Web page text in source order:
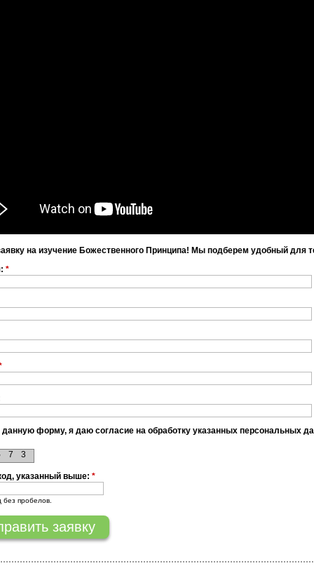
на изучение Божественного Принципа! Мы подберем удобный для
*
форму, я даю согласие на обработку указанных персональных
3
7
указанный выше: *
без пробелов.